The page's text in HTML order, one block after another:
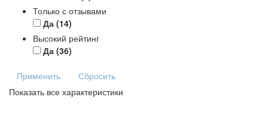
Только с отзывами
Да (14)
Высокий рейтинг
Да (36)
Применить
Сбросить
Показать все характеристики